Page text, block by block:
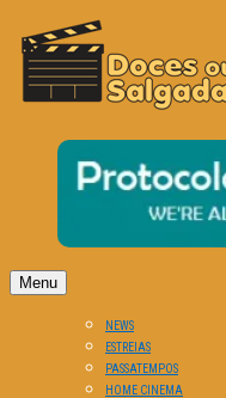
DOCES OU SALGADAS?
O Cinema? Uma Paixão!!
Menu
NEWS
ESTREIAS
PASSATEMPOS
HOME CINEMA